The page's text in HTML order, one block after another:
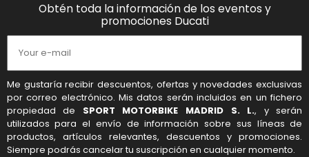
Obtén toda la información de los eventos y
promociones Ducati
Me gustaría recibir descuentos, ofertas y novedades exclusivas
por correo electrónico. Mis datos serán incluidos en un fichero
propiedad de SPORT MOTORBIKE MADRID S. L., y serán
utilizados para el envío de información sobre sus líneas de
productos, artículos relevantes, descuentos y promociones.
Siempre podrás cancelar tu suscripción en cualquier momento.